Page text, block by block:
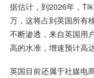
据估计，到2026年，
万，这将占到英国所有
不断渗透，来自英国用
高的水准，增速预计高
英国目前还属于社媒电